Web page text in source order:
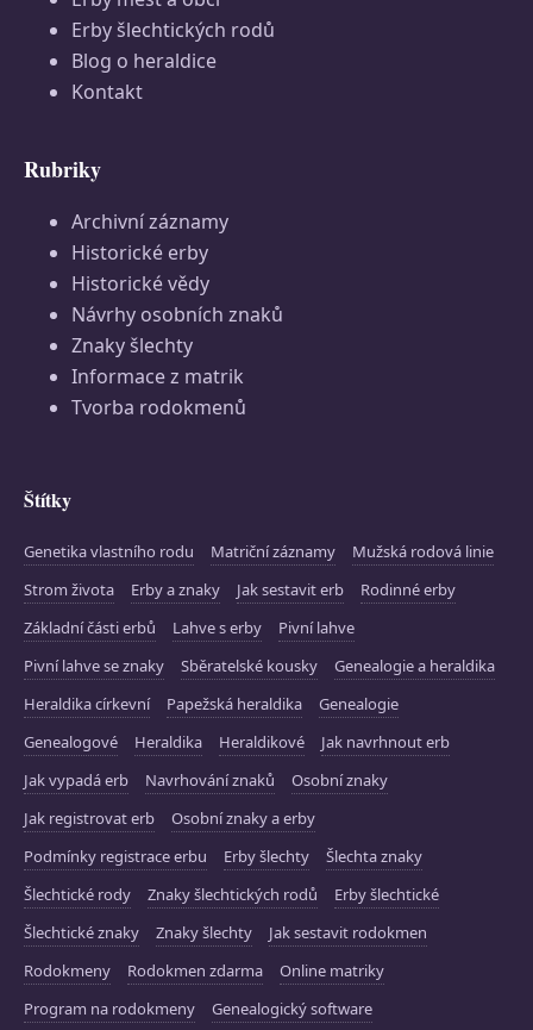
Erby šlechtických rodů
Blog o heraldice
Kontakt
Rubriky
Archivní záznamy
Historické erby
Historické vědy
Návrhy osobních znaků
Znaky šlechty
Informace z matrik
Tvorba rodokmenů
Štítky
Genetika vlastního rodu Matriční záznamy
Mužská rodová linie
Strom života
Erby a znaky Jak sestavit erb
Rodinné erby
Základní části erbů
Lahve s erby
Pivní lahve
Pivní lahve se znaky
Sběratelské kousky
Genealogie a heraldika
Heraldika církevní
Papežská heraldika
Genealogie
Genealogové
Heraldika Heraldikové
Jak navrhnout erb
Jak vypadá erb
Navrhování znaků
Osobní znaky
Jak registrovat erb
Osobní znaky a erby
Podmínky registrace erbu
Erby šlechty
Šlechta znaky
Šlechtické rody
Znaky šlechtických rodů
Erby šlechtické
Šlechtické znaky
Znaky šlechty
Jak sestavit rodokmen
Rodokmeny
Rodokmen zdarma
Online matriky
Program na rodokmeny
Genealogický software